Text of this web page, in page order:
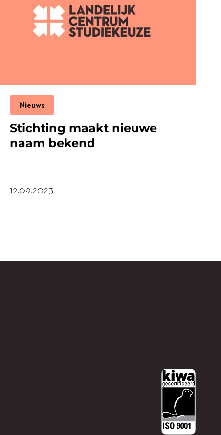
Nieuws
Stichting maakt nieuwe
naam bekend
12.09.2023